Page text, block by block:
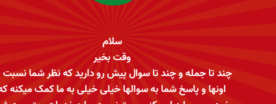
سلام
وقت بخیر
چند تا جمله و چند تا سوال پیش رو دارید که نظر شما نسبت
اونها و پاسخ شما به سوالها خیلی خیلی به ما کمک میکنه